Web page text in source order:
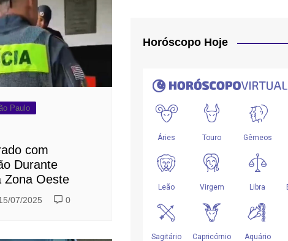
Paulo
com
Durante
Zona Oeste
07/2025 0
Horóscopo Hoje